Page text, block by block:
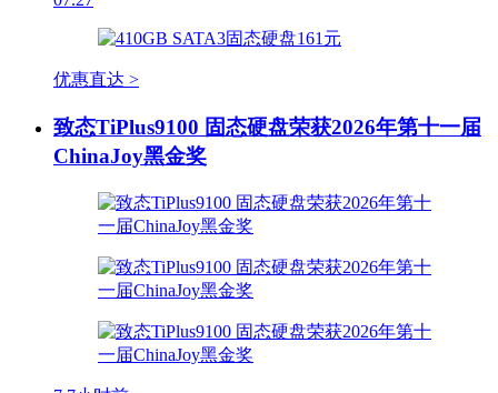
优惠直达 >
致态TiPlus9100 固态硬盘荣获2026年第十一届
ChinaJoy黑金奖